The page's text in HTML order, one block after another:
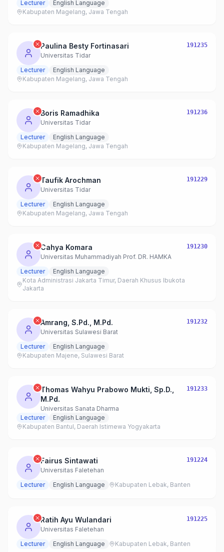
Lecturer
English Language
Kabupaten Magelang, Jawa Tengah
Paulina Besty Fortinasari
Universitas Tidar
191235
Lecturer
English Language
Kabupaten Magelang, Jawa Tengah
Boris Ramadhika
Universitas Tidar
191236
Lecturer
English Language
Kabupaten Magelang, Jawa Tengah
Taufik Arochman
Universitas Tidar
191229
Lecturer
English Language
Kabupaten Magelang, Jawa Tengah
Cahya Komara
Universitas Muhammadiyah Prof. DR. HAMKA
191230
Lecturer
English Language
Kota Administrasi Jakarta Timur, Daerah Khusus Ibukota
Jakarta
Amrang, S.Pd., M.Pd.
Universitas Sulawesi Barat
191232
Lecturer
English Language
Kabupaten Majene, Sulawesi Barat
Thomas Wahyu Prabowo Mukti, Sp.D.,
M.Pd.
Universitas Sanata Dharma
191233
Lecturer
English Language
Kabupaten Bantul, Daerah Istimewa Yogyakarta
Fairus Sintawati
Universitas Faletehan
191224
Lecturer English Language Kabupaten Lebak, Banten
Ratih Ayu Wulandari
Universitas Faletehan
191225
Lecturer English Language Kabupaten Lebak, Banten